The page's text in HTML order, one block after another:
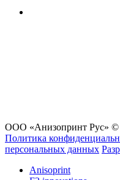
ООО «Анизопринт Рус» ©
Политика
персональных данных
Anisoprint